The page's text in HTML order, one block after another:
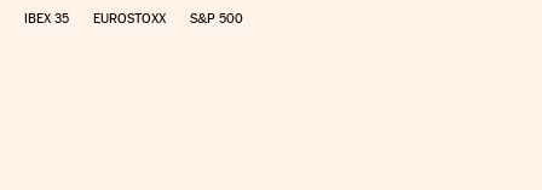
IBEX 35 EUROSTOXX S&P 500